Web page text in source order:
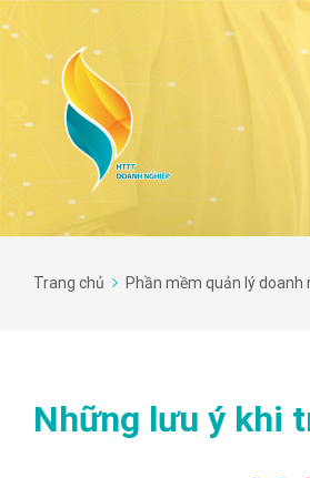
Trang chủ Phần mềm quản lý doanh
Những lưu ý khi